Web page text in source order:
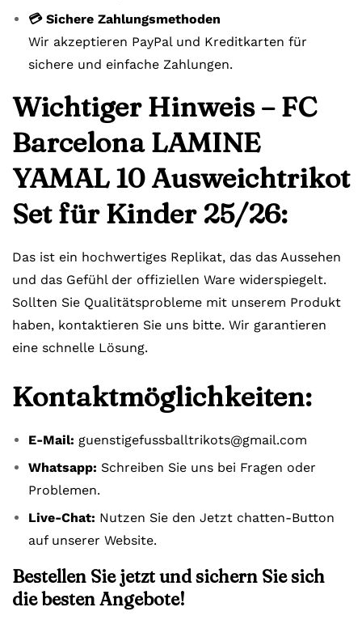
💳 Sichere Zahlungsmethoden
Wir akzeptieren PayPal und Kreditkarten für
sichere und einfache Zahlungen.
Wichtiger Hinweis – FC
Barcelona LAMINE
YAMAL 10 Ausweichtrikot
Set für Kinder 25/26:
Das ist ein hochwertiges Replikat, das das Aussehen
und das Gefühl der offiziellen Ware widerspiegelt.
Sollten Sie Qualitätsprobleme mit unserem Produkt
haben, kontaktieren Sie uns bitte. Wir garantieren
eine schnelle Lösung.
Kontaktmöglichkeiten:
E-Mail: guenstigefussballtrikots@gmail.com
Whatsapp: Schreiben Sie uns bei Fragen oder
Problemen.
Live-Chat: Nutzen Sie den Jetzt chatten-Button
auf unserer Website.
Bestellen Sie jetzt und sichern Sie sich
die besten Angebote!